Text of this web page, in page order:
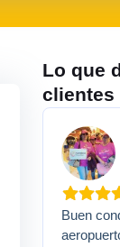
Lo que
clientes
Buen